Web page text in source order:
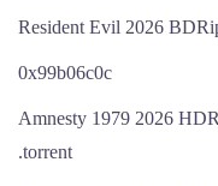
Resident Evil 2026
0x99b06c0c
Amnesty 1979 2026
.torrent